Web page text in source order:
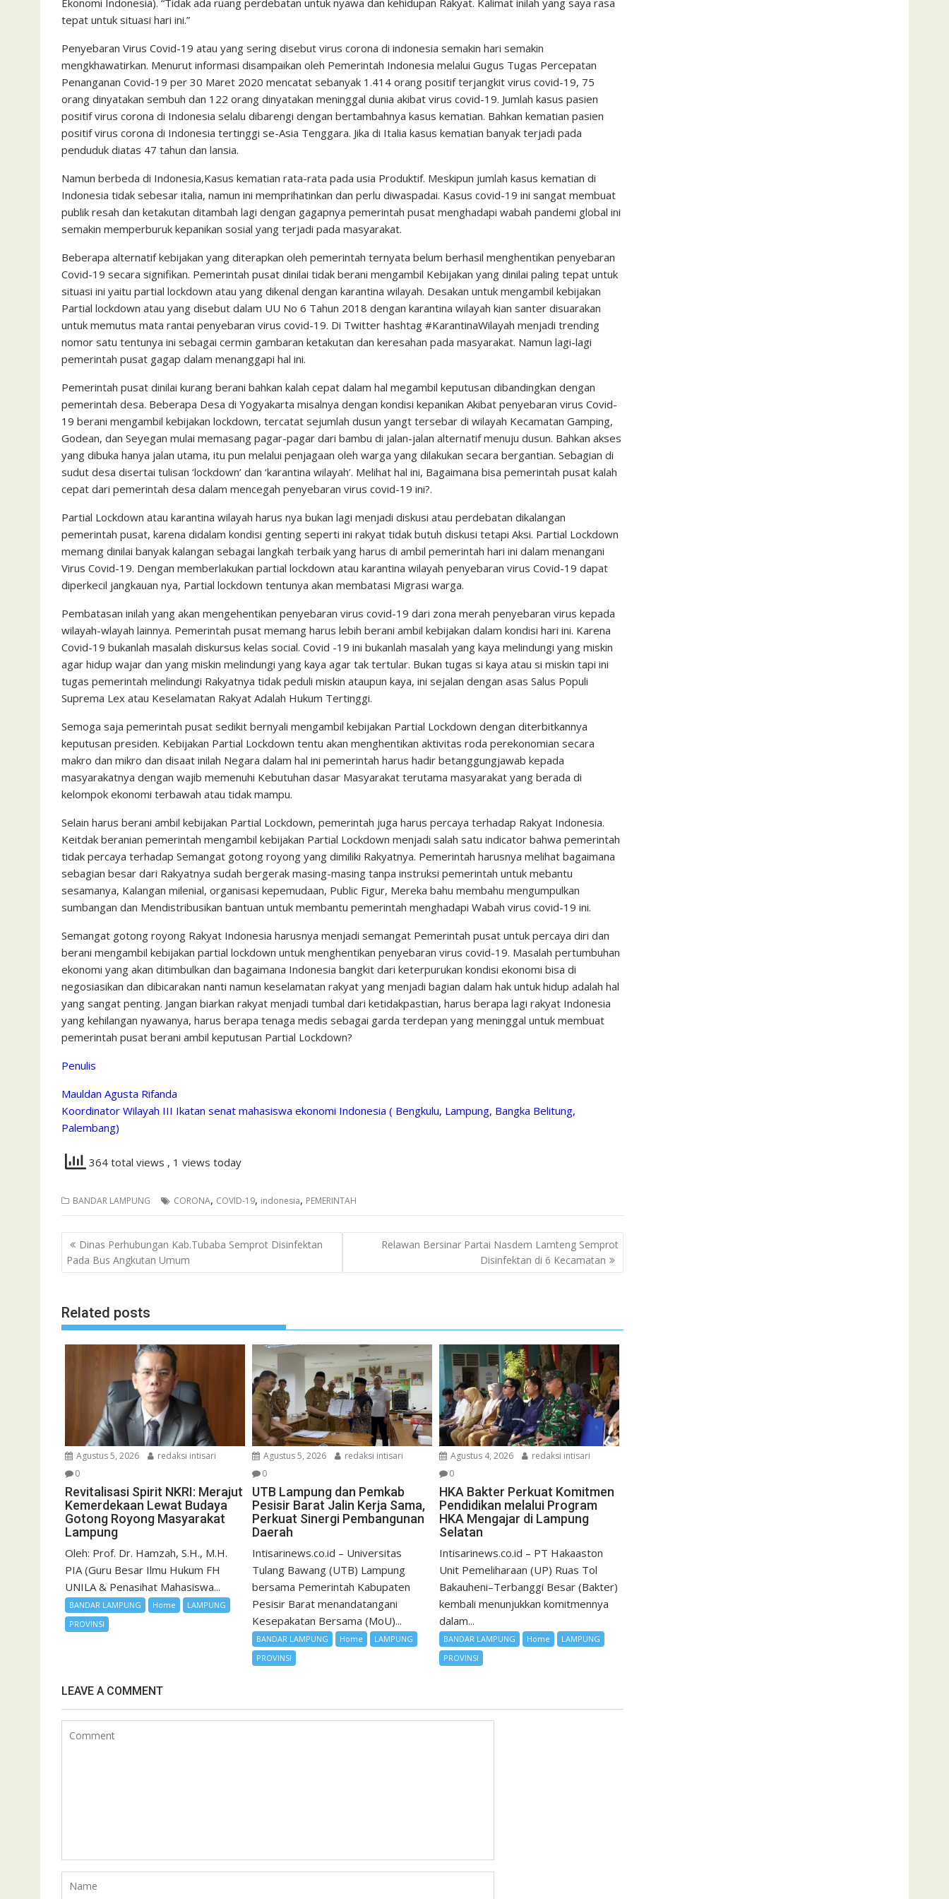
Ekonomi Indonesia). “Tidak ada ruang perdebatan untuk nyawa dan kehidupan Rakyat. Kalimat inilah yang saya rasa
tepat untuk situasi hari ini.”
Penyebaran Virus Covid-19 atau yang sering disebut virus corona di indonesia semakin hari semakin
mengkhawatirkan. Menurut informasi disampaikan oleh Pemerintah Indonesia melalui Gugus Tugas Percepatan
Penanganan Covid-19 per 30 Maret 2020 mencatat sebanyak 1.414 orang positif terjangkit virus covid-19, 75
orang dinyatakan sembuh dan 122 orang dinyatakan meninggal dunia akibat virus covid-19. Jumlah kasus pasien
positif virus corona di Indonesia selalu dibarengi dengan bertambahnya kasus kematian. Bahkan kematian pasien
positif virus corona di Indonesia tertinggi se-Asia Tenggara. Jika di Italia kasus kematian banyak terjadi pada
penduduk diatas 47 tahun dan lansia.
Namun berbeda di Indonesia,Kasus kematian rata-rata pada usia Produktif. Meskipun jumlah kasus kematian di
Indonesia tidak sebesar italia, namun ini memprihatinkan dan perlu diwaspadai. Kasus covid-19 ini sangat membuat
publik resah dan ketakutan ditambah lagi dengan gagapnya pemerintah pusat menghadapi wabah pandemi global ini
semakin memperburuk kepanikan sosial yang terjadi pada masyarakat.
Beberapa alternatif kebijakan yang diterapkan oleh pemerintah ternyata belum berhasil menghentikan penyebaran
Covid-19 secara signifikan. Pemerintah pusat dinilai tidak berani mengambil Kebijakan yang dinilai paling tepat untuk
situasi ini yaitu partial lockdown atau yang dikenal dengan karantina wilayah. Desakan untuk mengambil kebijakan
Partial lockdown atau yang disebut dalam UU No 6 Tahun 2018 dengan karantina wilayah kian santer disuarakan
untuk memutus mata rantai penyebaran virus covid-19. Di Twitter hashtag #KarantinaWilayah menjadi trending
nomor satu tentunya ini sebagai cermin gambaran ketakutan dan keresahan pada masyarakat. Namun lagi-lagi
pemerintah pusat gagap dalam menanggapi hal ini.
Pemerintah pusat dinilai kurang berani bahkan kalah cepat dalam hal megambil keputusan dibandingkan dengan
pemerintah desa. Beberapa Desa di Yogyakarta misalnya dengan kondisi kepanikan Akibat penyebaran virus Covid-
19 berani mengambil kebijakan lockdown, tercatat sejumlah dusun yangt tersebar di wilayah Kecamatan Gamping,
Godean, dan Seyegan mulai memasang pagar-pagar dari bambu di jalan-jalan alternatif menuju dusun. Bahkan akses
yang dibuka hanya jalan utama, itu pun melalui penjagaan oleh warga yang dilakukan secara bergantian. Sebagian di
sudut desa disertai tulisan ‘lockdown’ dan ‘karantina wilayah’. Melihat hal ini, Bagaimana bisa pemerintah pusat kalah
cepat dari pemerintah desa dalam mencegah penyebaran virus covid-19 ini?.
Partial Lockdown atau karantina wilayah harus nya bukan lagi menjadi diskusi atau perdebatan dikalangan
pemerintah pusat, karena didalam kondisi genting seperti ini rakyat tidak butuh diskusi tetapi Aksi. Partial Lockdown
memang dinilai banyak kalangan sebagai langkah terbaik yang harus di ambil pemerintah hari ini dalam menangani
Virus Covid-19. Dengan memberlakukan partial lockdown atau karantina wilayah penyebaran virus Covid-19 dapat
diperkecil jangkauan nya, Partial lockdown tentunya akan membatasi Migrasi warga.
Pembatasan inilah yang akan mengehentikan penyebaran virus covid-19 dari zona merah penyebaran virus kepada
wilayah-wlayah lainnya. Pemerintah pusat memang harus lebih berani ambil kebijakan dalam kondisi hari ini. Karena
Covid-19 bukanlah masalah diskursus kelas social. Covid -19 ini bukanlah masalah yang kaya melindungi yang miskin
agar hidup wajar dan yang miskin melindungi yang kaya agar tak tertular. Bukan tugas si kaya atau si miskin tapi ini
tugas pemerintah melindungi Rakyatnya tidak peduli miskin ataupun kaya, ini sejalan dengan asas Salus Populi
Suprema Lex atau Keselamatan Rakyat Adalah Hukum Tertinggi.
Semoga saja pemerintah pusat sedikit bernyali mengambil kebijakan Partial Lockdown dengan diterbitkannya
keputusan presiden. Kebijakan Partial Lockdown tentu akan menghentikan aktivitas roda perekonomian secara
makro dan mikro dan disaat inilah Negara dalam hal ini pemerintah harus hadir betanggungjawab kepada
masyarakatnya dengan wajib memenuhi Kebutuhan dasar Masyarakat terutama masyarakat yang berada di
kelompok ekonomi terbawah atau tidak mampu.
Selain harus berani ambil kebijakan Partial Lockdown, pemerintah juga harus percaya terhadap Rakyat Indonesia.
Keitdak beranian pemerintah mengambil kebijakan Partial Lockdown menjadi salah satu indicator bahwa pemerintah
tidak percaya terhadap Semangat gotong royong yang dimiliki Rakyatnya. Pemerintah harusnya melihat bagaimana
sebagian besar dari Rakyatnya sudah bergerak masing-masing tanpa instruksi pemerintah untuk mebantu
sesamanya, Kalangan milenial, organisasi kepemudaan, Public Figur, Mereka bahu membahu mengumpulkan
sumbangan dan Mendistribusikan bantuan untuk membantu pemerintah menghadapi Wabah virus covid-19 ini.
Semangat gotong royong Rakyat Indonesia harusnya menjadi semangat Pemerintah pusat untuk percaya diri dan
berani mengambil kebijakan partial lockdown untuk menghentikan penyebaran virus covid-19. Masalah pertumbuhan
ekonomi yang akan ditimbulkan dan bagaimana Indonesia bangkit dari keterpurukan kondisi ekonomi bisa di
negosiasikan dan dibicarakan nanti namun keselamatan rakyat yang menjadi bagian dalam hak untuk hidup adalah hal
yang sangat penting. Jangan biarkan rakyat menjadi tumbal dari ketidakpastian, harus berapa lagi rakyat Indonesia
yang kehilangan nyawanya, harus berapa tenaga medis sebagai garda terdepan yang meninggal untuk membuat
pemerintah pusat berani ambil keputusan Partial Lockdown?
Penulis
Mauldan Agusta Rifanda
Koordinator Wilayah III Ikatan senat mahasiswa ekonomi Indonesia ( Bengkulu, Lampung, Bangka Belitung,
Palembang)
364 total views , 1 views today
BANDAR LAMPUNG CORONA, COVID-19, indonesia, PEMERINTAH
Navigasi
pos
Dinas Perhubungan Kab.Tubaba Semprot Disinfektan
Pada Bus Angkutan Umum
Relawan Bersinar Partai Nasdem Lamteng Semprot
Disinfektan di 6 Kecamatan
Related posts
Agustus 5, 2026
redaksi intisari
0
Revitalisasi Spirit NKRI: Merajut
Kemerdekaan Lewat Budaya
Gotong Royong Masyarakat
Lampung
Oleh: Prof. Dr. Hamzah, S.H., M.H.
PIA (Guru Besar Ilmu Hukum FH
UNILA & Penasihat Mahasiswa...
BANDAR LAMPUNG Home
LAMPUNG
PROVINSI
Agustus 5, 2026
redaksi intisari
0
UTB Lampung dan Pemkab
Pesisir Barat Jalin Kerja Sama,
Perkuat Sinergi Pembangunan
Daerah
Intisarinews.co.id – Universitas
Tulang Bawang (UTB) Lampung
bersama Pemerintah Kabupaten
Pesisir Barat menandatangani
Kesepakatan Bersama (MoU)...
BANDAR LAMPUNG Home
LAMPUNG
PROVINSI
Agustus 4, 2026
redaksi intisari
0
HKA Bakter Perkuat Komitmen
Pendidikan melalui Program
HKA Mengajar di Lampung
Selatan
Intisarinews.co.id – PT Hakaaston
Unit Pemeliharaan (UP) Ruas Tol
Bakauheni–Terbanggi Besar (Bakter)
kembali menunjukkan komitmennya
dalam...
BANDAR LAMPUNG Home
LAMPUNG
PROVINSI
LEAVE A COMMENT